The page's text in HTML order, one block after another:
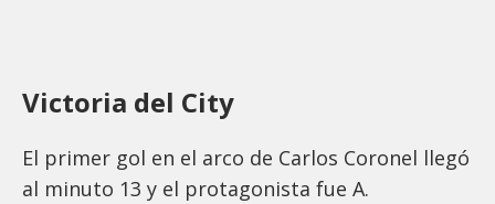
Victoria del City
El primer gol en el arco de Carlos Coronel llegó
al minuto 13 y el protagonista fue A.